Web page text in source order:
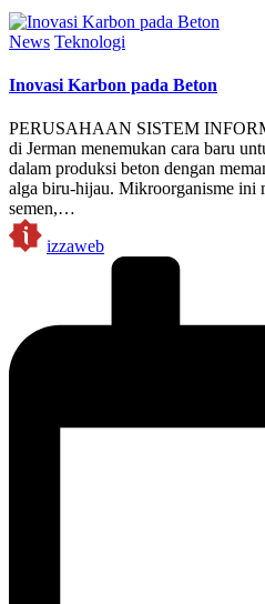
Posted
News Teknologi
Inovasi Karbon pada Beton
PERUSAHAAN SISTEM
di Jerman menemukan cara baru
dalam produksi beton dengan
alga biru-hijau. Mikroorganisme ini
semen,…
Posted
by
izzaweb